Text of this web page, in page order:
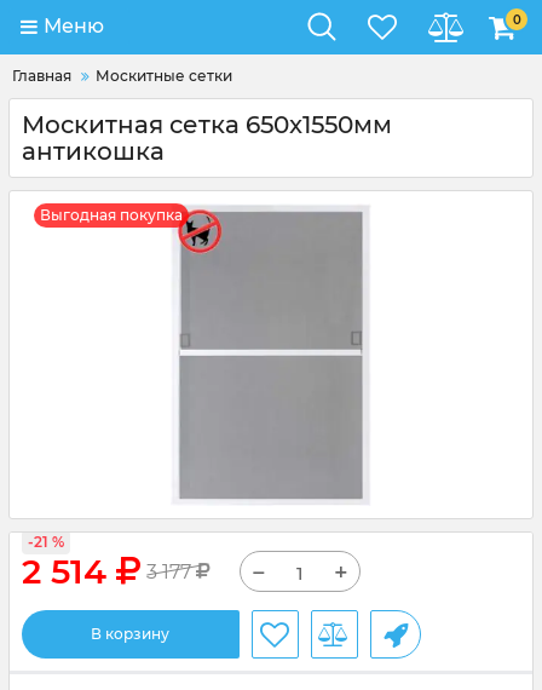
Меню 0
Главная Москитные сетки
Москитная сетка 650x1550мм
антикошка
Выгодная покупка
2 514 3 177
-21 %
− +
В корзину